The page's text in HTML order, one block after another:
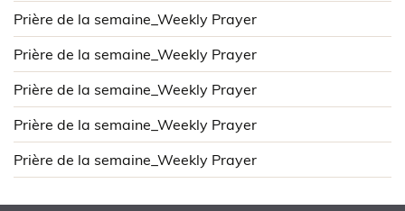
Prière de la semaine_Weekly Prayer
Prière de la semaine_Weekly Prayer
Prière de la semaine_Weekly Prayer
Prière de la semaine_Weekly Prayer
Prière de la semaine_Weekly Prayer